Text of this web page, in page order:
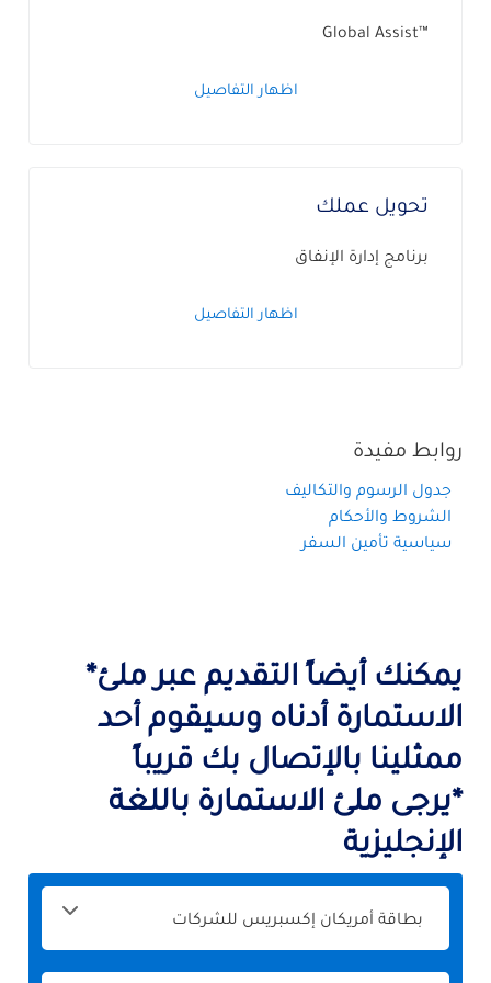
™Global Assist
اظهار التفاصيل
تحويل عملك
برنامج إدارة الإنفاق
اظهار التفاصيل
روابط مفيدة
جدول الرسوم والتكاليف
الشروط والأحكام
سياسية تأمين السفر
يمكنك أيضاً التقديم عبر ملئ*
الاستمارة أدناه وسيقوم أحد
ممثلينا بالإتصال بك قريباً
*يرجى ملئ الاستمارة باللغة
الإنجليزية
الرجاء